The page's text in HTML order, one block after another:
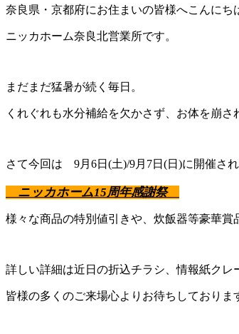
奈良県・京都府にお住まいの皆様へこんにち
ニッカホーム奈良北営業所です。
まだまだ猛暑が続く毎日。
くれぐれも水分補給を欠かさず、お体を崩さ
さて今回は 9月6日(土)/9月7日(日)に開催さ
ニッカホーム15周年感謝祭
様々な商品の特別値引きや、炊飯器等豪華賞
詳しい詳細は近日の折込チラシ、情報紙クレ
皆様の多くのご来場心よりお待ちしておりま